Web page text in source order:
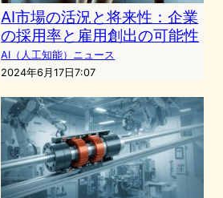
AI市場の活況と将来性：企業
の採用率と雇用創出の可能性
AI（人工知能）ニュース
2024年6月17日7:07